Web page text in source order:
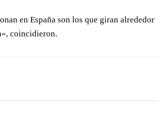
en España son los que giran alrededor
coincidieron.